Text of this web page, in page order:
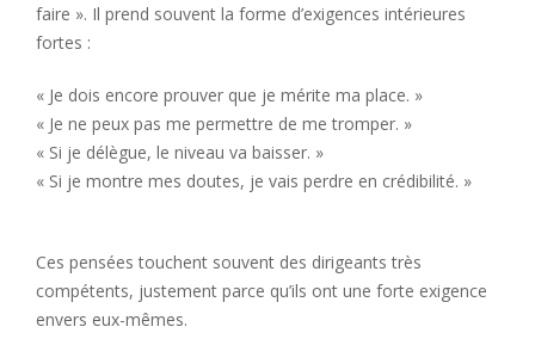
faire ». Il prend souvent la forme d’exigences intérieures
fortes :
« Je dois encore prouver que je mérite ma place. »
« Je ne peux pas me permettre de me tromper. »
« Si je délègue, le niveau va baisser. »
« Si je montre mes doutes, je vais perdre en crédibilité. »
Ces pensées touchent souvent des dirigeants très
compétents, justement parce qu’ils ont une forte exigence
envers eux-mêmes.